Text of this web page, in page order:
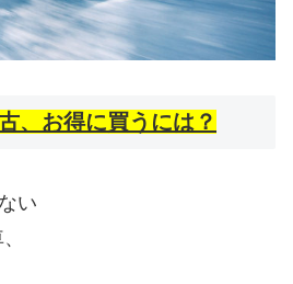
、お得に買うには？
い